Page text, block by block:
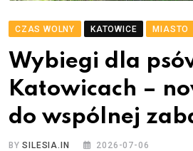
CZAS WOLNY KATOWICE MIASTO
Wybiegi dla
Katowicach –
do wspólnej
BYSILESIA.IN 2026-07-06